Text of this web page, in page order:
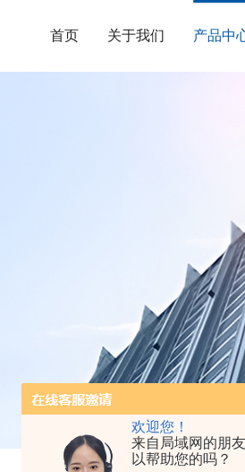
欢迎您！
来自局域网的朋
以帮助您的吗？
首页 关于我们 产品中